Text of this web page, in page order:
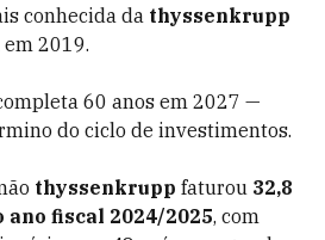
conhecida da thyssenkrupp
2019.
60 anos em 2027 —
do ciclo de investimentos.
thyssenkrupp faturou 32,8
ano fiscal 2024/2025, com